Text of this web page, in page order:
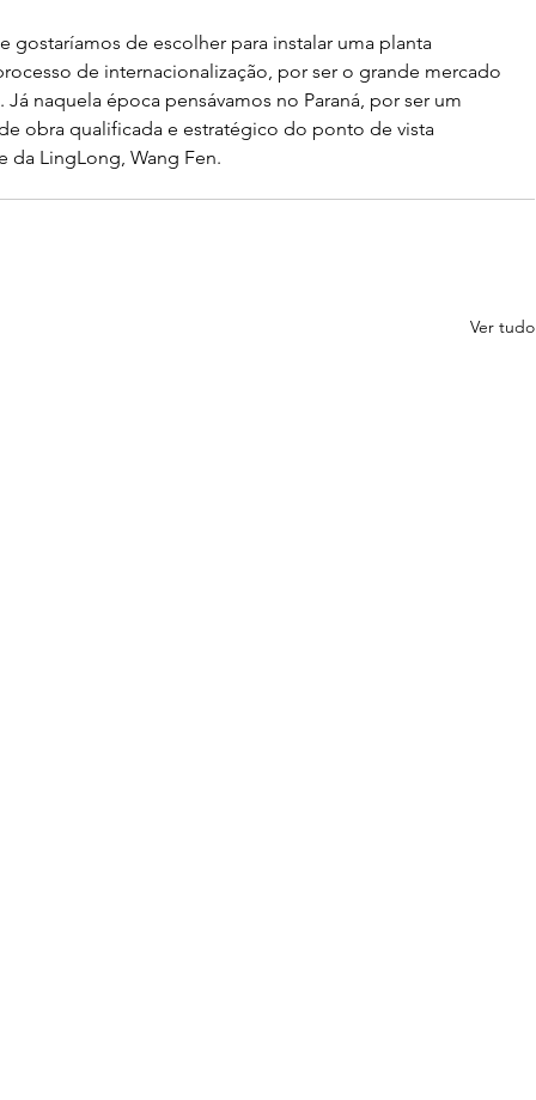
gostaríamos de escolher para instalar uma planta
de internacionalização, por ser o grande mercado
naquela época pensávamos no Paraná, por ser um
obra qualificada e estratégico do ponto de vista
da LingLong, Wang Fen.
Ver tudo